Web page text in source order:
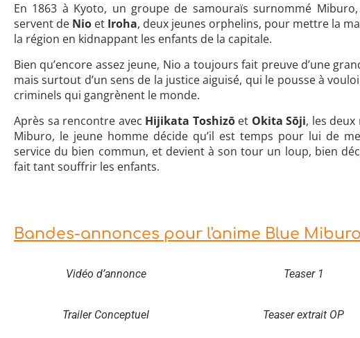
En 1863 à Kyoto, un groupe de samouraïs surnommé
servent de Nio et Iroha, deux jeunes orphelins, pour mettre la
la région en kidnappant les enfants de la capitale.
Bien qu’encore assez jeune, Nio a toujours fait preuve d’une
mais surtout d’un sens de la justice aiguisé, qui le pousse à
criminels qui gangrènent le monde.
Après sa rencontre avec Hijikata Toshizōet Okita Sōji, les
Miburo, le jeune homme décide qu’il est temps pour lui de
service du bien commun, et devient à son tour un loup, bien
fait tant souffrir les enfants.
Bandes-annonces pour l'anime Blue Miburo
Vidéo d’annonce Teaser 1
Trailer Conceptuel Teaser extrait OP